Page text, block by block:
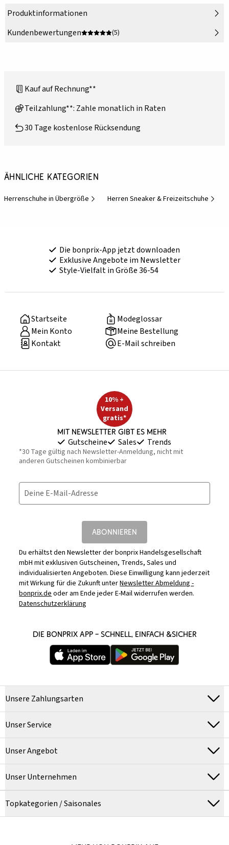
Produktinformationen
Kundenbewertungen
(5)
Kauf auf Rechnung**
Teilzahlung**: Zahle monatlich in Raten
30 Tage kostenlose Rücksendung
Ähnliche Kategorien
Herrenschuhe in Übergröße Herren Sneaker & Freizeitschuhe
Die bonprix-App jetzt downloaden
Exklusive Angebote im Newsletter
Style-Vielfalt in Größe 36-54
Startseite
Modeglossar
Mein Konto
Meine Bestellung
Kontakt
E-Mail schreiben
10% +
Versand
gratis*
Mit Newsletter gibt es mehr
Gutscheine Sales Trends
*30 Tage gültig nach Newsletter-Anmeldung, nicht mit
anderen Gutscheinen kombinierbar
Deine E-Mail-Adresse
ABONNIEREN
Du erhältst den Newsletter der bonprix Handelsgesellschaft
mbH mit exklusiven Gutscheinen, Trends, Sales und
individualisierten Angeboten. Diese Einwilligung kann jederzeit
mit Wirkung für die Zukunft unterNewsletter Abmeldung -
bonprix.deoder am Ende jeder E-Mail widerrufen werden.
Datenschutzerklärung
DIE BONPRIX APP – SCHNELL, EINFACH &SICHER
Unsere Zahlungsarten
Unser Service
Unser Angebot
Unser Unternehmen
Topkategorien / Saisonales